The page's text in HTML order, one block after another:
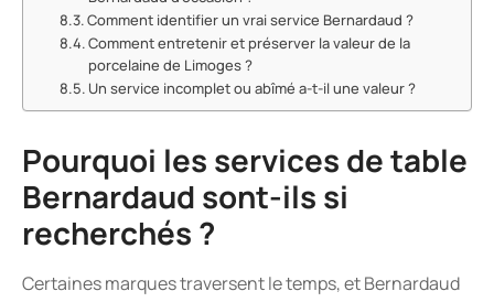
Comment identifier un vrai service Bernardaud ?
Comment entretenir et préserver la valeur de la
porcelaine de Limoges ?
Un service incomplet ou abîmé a-t-il une valeur ?
Pourquoi les services de table
Bernardaud sont-ils si
recherchés ?
Certaines marques traversent le temps, et Bernardaud